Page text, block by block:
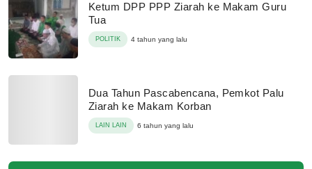
Ketum DPP PPP Ziarah ke Makam Guru
Tua
POLITIK 4 tahun yang lalu
Dua Tahun Pascabencana, Pemkot Palu
Ziarah ke Makam Korban
LAIN LAIN 6 tahun yang lalu